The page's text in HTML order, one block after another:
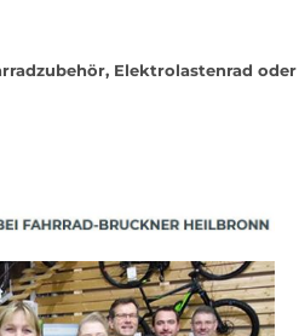
Elektrolastenrad oder